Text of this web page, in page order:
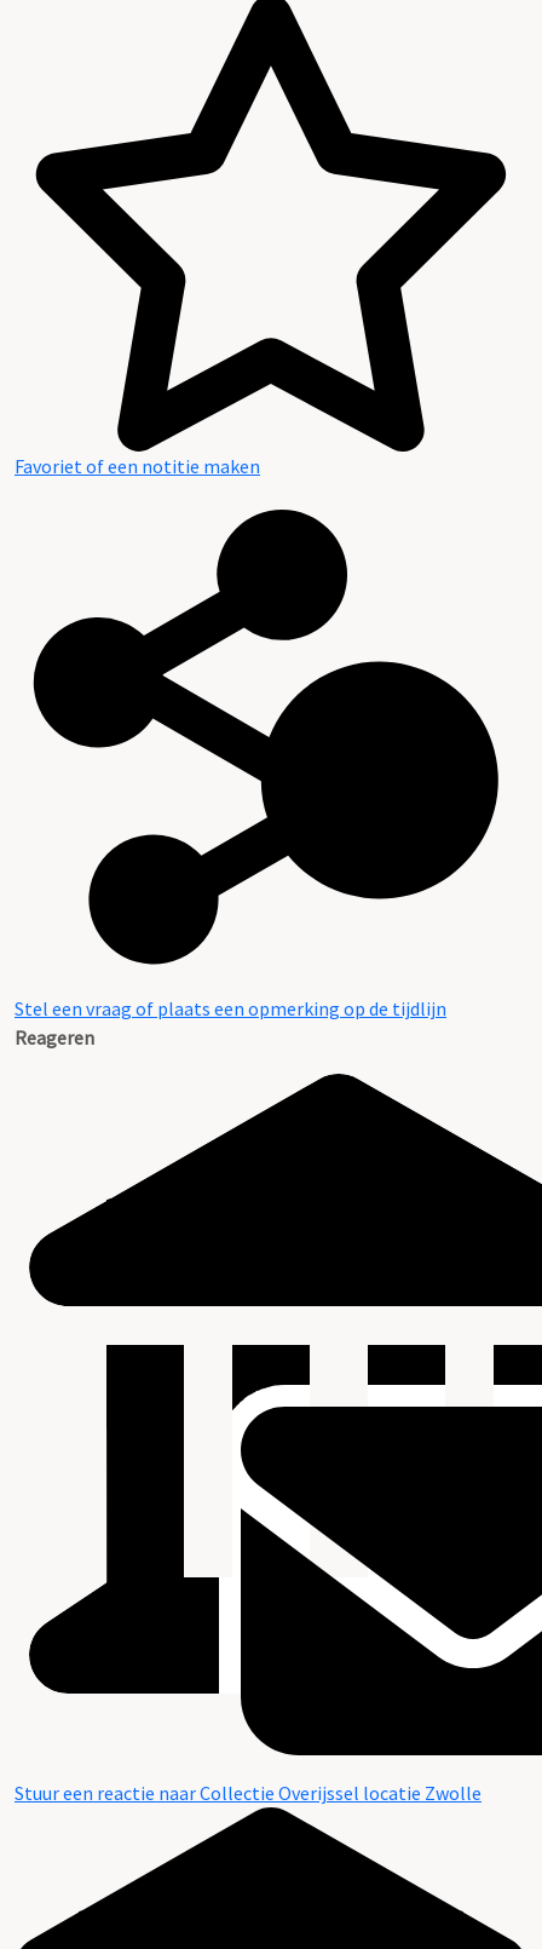
Favoriet of een notitie maken
Stel een vraag of plaats een opmerking op de tijdlijn
Reageren
Stuur een reactie naar Collectie Overijssel locatie Zwolle